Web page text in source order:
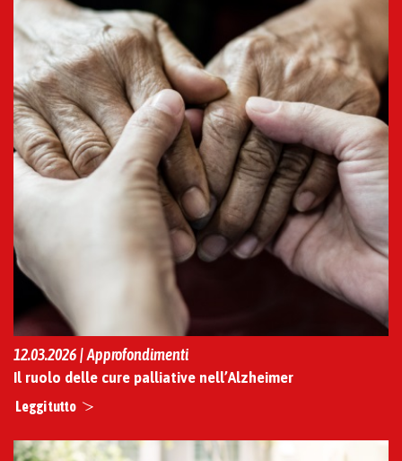
12.03.2026 | Approfondimenti
Il ruolo delle cure palliative nell’Alzheimer
Leggi tutto